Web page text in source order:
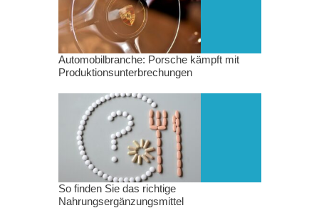
Automobilbranche: Porsche kämpft mit
Produktionsunterbrechungen
So finden Sie das richtige
Nahrungsergänzungsmittel